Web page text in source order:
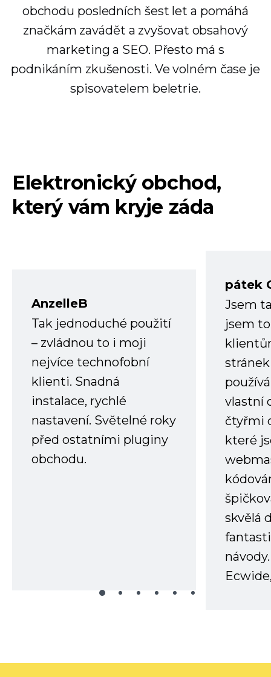
obchodu posledních šest let a pomáhá
značkám zavádět a zvyšovat obsahový
marketing a SEO. Přesto má s
podnikáním zkušenosti. Ve volném čase je
spisovatelem beletrie.
Elektronický obchod,
který vám kryje záda
AnzelleB
Tak jednoduché použití
– zvládnou to i moji
nejvíce technofobní
klienti. Snadná
instalace, rychlé
nastavení. Světelné roky
před ostatními pluginy
obchodu.
pátek
Jsem
jsem
vlastní
čtyřmi
které
skvělá